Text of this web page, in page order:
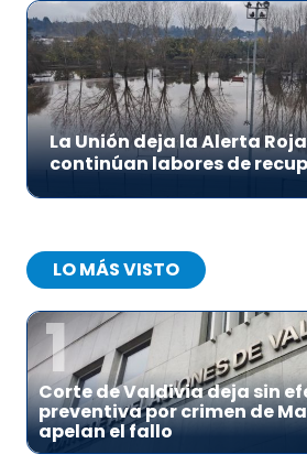
La Unión deja la Alerta
continúan labores de
LO MÁS VISTO
1
Corte de Valdivia deja sin
preventiva por crimen de
apelan el fallo